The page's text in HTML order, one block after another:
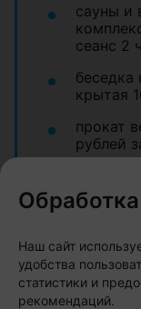
сауны и
сеанс 2
беседка
крытая
прокат
рублей
до 360
рублей
за час;
Наш сайт
удобства
статистики и
рекомендаций.